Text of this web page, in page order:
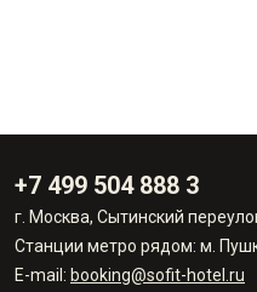
+7 499 504 888 3
г. Москва, Сытинский
Станции метро рядом: м.
E-mail: booking@sofit-hotel.ru